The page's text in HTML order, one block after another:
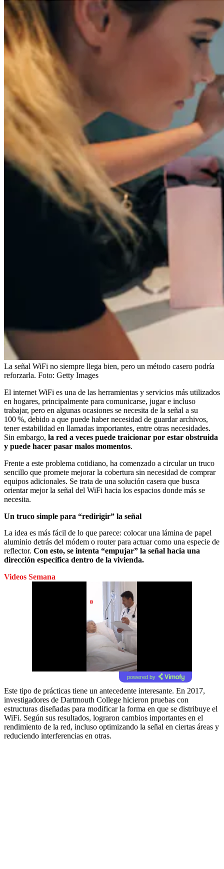
La señal WiFi no siempre llega bien, pero un método casero podría
reforzarla. Foto: Getty Images
El internet WiFi es una de las herramientas y servicios más utilizados
en hogares, principalmente para comunicarse, jugar e incluso
trabajar, pero en algunas ocasiones se necesita de la señal a su
100 %, debido a que puede haber necesidad de guardar archivos,
tener estabilidad en llamadas importantes, entre otras necesidades.
Sin embargo, la red a veces puede traicionar por estar obstruida
y puede hacer pasar malos momentos.
Frente a este problema cotidiano, ha comenzado a circular un truco
sencillo que promete mejorar la cobertura sin necesidad de comprar
equipos adicionales. Se trata de una solución casera que busca
orientar mejor la señal del WiFi hacia los espacios donde más se
necesita.
Un truco simple para “redirigir” la señal
La idea es más fácil de lo que parece: colocar una lámina de papel
aluminio detrás del módem o router para actuar como una especie de
reflector. Con esto, se intenta “empujar” la señal hacia una
dirección específica dentro de la vivienda.
Videos Semana
powered by
Este tipo de prácticas tiene un antecedente interesante. En 2017,
investigadores de Dartmouth College hicieron pruebas con
estructuras diseñadas para modificar la forma en que se distribuye el
WiFi. Según sus resultados, lograron cambios importantes en el
rendimiento de la red, incluso optimizando la señal en ciertas áreas y
reduciendo interferencias en otras.